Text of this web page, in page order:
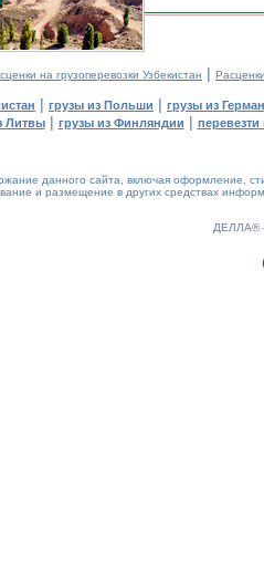
на грузоперевозки Узбекистан |
| грузы из Польши | грузы из
Литвы| грузы из Финляндии | перевезти
данного сайта, включая оформление,
и размещение в других средствах